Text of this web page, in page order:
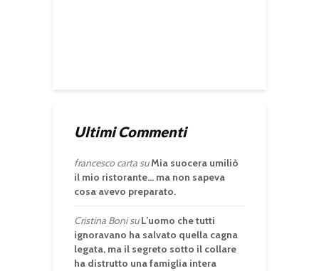
Ultimi Commenti
francesco cartasuMia suocera umiliò
il mio ristorante… ma non sapeva
cosa avevo preparato.
Cristina BonisuL’uomo che tutti
ignoravano ha salvato quella cagna
legata, ma il segreto sotto il collare
ha distrutto una famiglia intera